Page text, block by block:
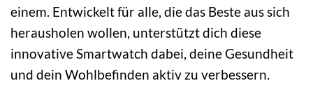
einem. Entwickelt für alle, die das Beste aus sich
herausholen wollen, unterstützt dich diese
innovative Smartwatch dabei, deine Gesundheit
und dein Wohlbefinden aktiv zu verbessern.